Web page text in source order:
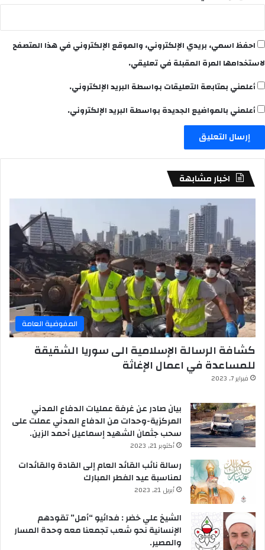
احفظ اسمي، بريدي الإلكتروني، والموقع الإلكتروني في هذا المتصفح
لاستخدامها المرة المقبلة في تعليقي.
أعلمني بمتابعة التعليقات بواسطة البريد الإلكتروني.
أعلمني بالمواضيع الجديدة بواسطة البريد الإلكتروني.
اخبار مشابهة
المفوضية العامة
كشافة الرسالة الإسلامية الى سوريا الشقيقة
للمساعدة في اعمال الإغاثة
فبراير 7, 2023
بيان صادر عن غرفة عمليات الدفاع المدني
المركزية-وحدات من الدفاع المدني عملت على
سحب جثمان الشهيد إسماعيل أحمد الزين.
أكتوبر 21, 2023
رسالة نائب القائد العام إلى القادة والقائدات
لمناسبة عيد الفطر المبارك
أبريل 21, 2023
الشيخ علي خضر : فدائيو “أمل” تقودهم
الإنسانية نحو شعب تجمعنا معه وحدة المسار
والمصير.